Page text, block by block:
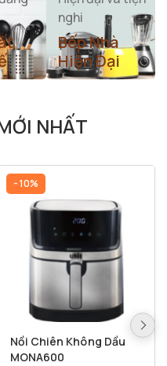
nghi
Bếp Nhà
Hiện Đại
NHẤT
- 10%
Nồi Chiên Không Dầu
MONA600